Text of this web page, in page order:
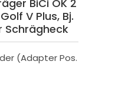
BiCi OK 2
V Plus, Bj.
Schrägheck
(Adapter Pos.